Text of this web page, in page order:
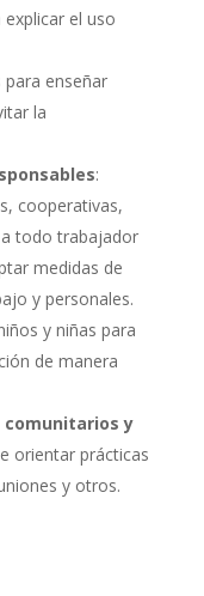
el uso
para enseñar
la
:
cooperativas,
todo trabajador
medidas de
y personales.
y niñas para
de manera
comunitarios y
orientar prácticas
y otros.